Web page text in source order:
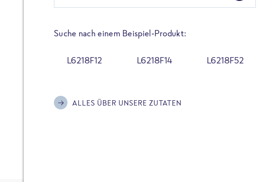
Schon häufiger wurden wir gefragt: „Sind
Wir geben euch ein paar Antworten und zeigen
Berechnung des CO2e-Fußabdrucks so
Suche nach einem Beispiel-Produkt:
L6218F12 L6218F14 L6218F52
ALLES ÜBER UNSERE ZUTATEN